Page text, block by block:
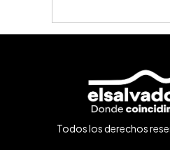
Todos los derechos